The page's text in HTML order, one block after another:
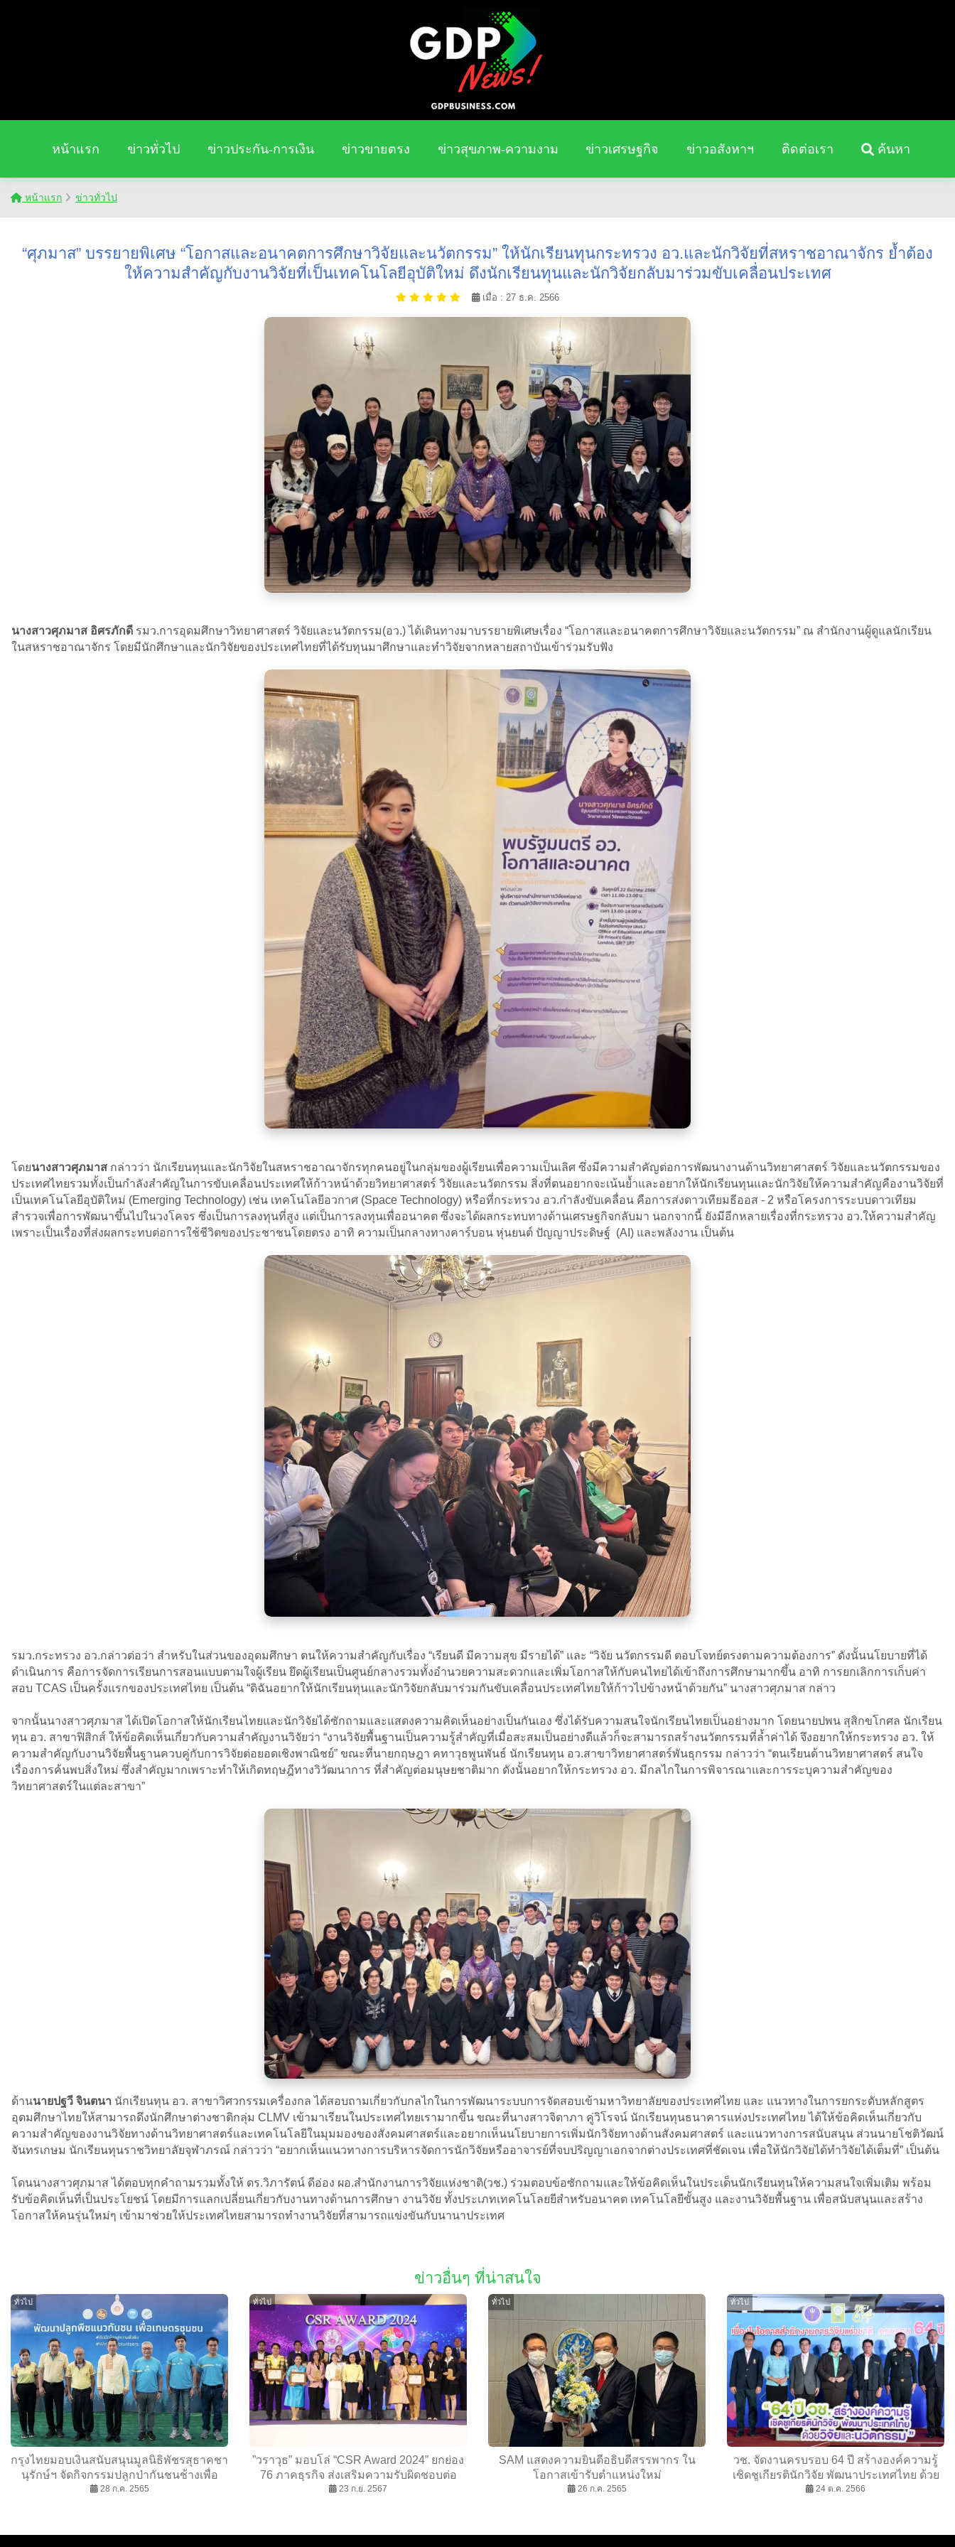
หน้าแรก ข่าวทั่วไป ข่าวประกัน-การเงิน ข่าวขายตรง ข่าวสุขภาพ-ความงาม ข่าวเศรษฐกิจ ข่าวอสังหาฯ ติดต่อเรา ค้นหา
หน้าแรก ข่าวทั่วไป
“ศุภมาส” บรรยายพิเศษ “โอกาสและอนาคตการศึกษาวิจัยและนวัตกรรม” ให้นักเรียนทุนกระทรวง อว.และนักวิจัยที่สหราชอาณาจักร ย้ำต้อง
ให้ความสำคัญกับงานวิจัยที่เป็นเทคโนโลยีอุบัติใหม่ ดึงนักเรียนทุนและนักวิจัยกลับมาร่วมขับเคลื่อนประเทศ
เมื่อ : 27 ธ.ค. 2566
นางสาวศุภมาส อิศรภักดี รมว.การอุดมศึกษาวิทยาศาสตร์ วิจัยและนวัตกรรม(อว.) ได้เดินทางมาบรรยายพิเศษเรื่อง “โอกาสและอนาคตการศึกษาวิจัยและนวัตกรรม” ณ สำนักงานผู้ดูแลนักเรียน
ในสหราชอาณาจักร โดยมีนักศึกษาและนักวิจัยของประเทศไทยที่ได้รับทุนมาศึกษาและทำวิจัยจากหลายสถาบันเข้าร่วมรับฟัง
โดยนางสาวศุภมาส กล่าวว่า นักเรียนทุนและนักวิจัยในสหราชอาณาจักรทุกคนอยู่ในกลุ่มของผู้เรียนเพื่อความเป็นเลิศ ซึ่งมีความสำคัญต่อการพัฒนางานด้านวิทยาศาสตร์ วิจัยและนวัตกรรมของ
ประเทศไทยรวมทั้งเป็นกำลังสำคัญในการขับเคลื่อนประเทศให้ก้าวหน้าด้วยวิทยาศาสตร์ วิจัยและนวัตกรรม สิ่งที่ตนอยากจะเน้นย้ำและอยากให้นักเรียนทุนและนักวิจัยให้ความสำคัญคืองานวิจัยที่
เป็นเทคโนโลยีอุบัติใหม่ (Emerging Technology) เช่น เทคโนโลยีอวกาศ (Space Technology) หรือที่กระทรวง อว.กำลังขับเคลื่อน คือการส่งดาวเทียมธีออส - 2 หรือโครงการระบบดาวเทียม
สำรวจเพื่อการพัฒนาขึ้นไปในวงโคจร ซึ่งเป็นการลงทุนที่สูง แต่เป็นการลงทุนเพื่ออนาคต ซึ่งจะได้ผลกระทบทางด้านเศรษฐกิจกลับมา นอกจากนี้ ยังมีอีกหลายเรื่องที่กระทรวง อว.ให้ความสำคัญ
เพราะเป็นเรื่องที่ส่งผลกระทบต่อการใช้ชีวิตของประชาชนโดยตรง อาทิ ความเป็นกลางทางคาร์บอน หุ่นยนต์ ปัญญาประดิษฐ์ (AI) และพลังงาน เป็นต้น
รมว.กระทรวง อว.กล่าวต่อว่า สำหรับในส่วนของอุดมศึกษา ตนให้ความสำคัญกับเรื่อง “เรียนดี มีความสุข มีรายได้” และ “วิจัย นวัตกรรมดี ตอบโจทย์ตรงตามความต้องการ” ดังนั้นนโยบายที่ได้
ดำเนินการ คือการจัดการเรียนการสอนแบบตามใจผู้เรียน ยึดผู้เรียนเป็นศูนย์กลางรวมทั้งอำนวยความสะดวกและเพิ่มโอกาสให้กับคนไทยได้เข้าถึงการศึกษามากขึ้น อาทิ การยกเลิกการเก็บค่า
สอบ TCAS เป็นครั้งแรกของประเทศไทย เป็นต้น “ดิฉันอยากให้นักเรียนทุนและนักวิจัยกลับมาร่วมกันขับเคลื่อนประเทศไทยให้ก้าวไปข้างหน้าด้วยกัน” นางสาวศุภมาส กล่าว
จากนั้นนางสาวศุภมาส ได้เปิดโอกาสให้นักเรียนไทยและนักวิจัยได้ซักถามและแสดงความคิดเห็นอย่างเป็นกันเอง ซึ่งได้รับความสนใจนักเรียนไทยเป็นอย่างมาก โดยนายปพน สุสิกขโกศล นักเรียน
ทุน อว. สาขาฟิสิกส์ ให้ข้อคิดเห็นเกี่ยวกับความสำคัญงานวิจัยว่า “งานวิจัยพื้นฐานเป็นความรู้สำคัญที่เมื่อสะสมเป็นอย่างดีแล้วก็จะสามารถสร้างนวัตกรรมที่ล้ำค่าได้ จึงอยากให้กระทรวง อว. ให้
ความสำคัญกับงานวิจัยพื้นฐานควบคู่กับการวิจัยต่อยอดเชิงพาณิชย์” ขณะที่นายกฤษฎา คทาวุธพูนพันธ์ นักเรียนทุน อว.สาขาวิทยาศาสตร์พันธุกรรม กล่าวว่า “ตนเรียนด้านวิทยาศาสตร์ สนใจ
เรื่องการค้นพบสิ่งใหม่ ซึ่งสำคัญมากเพราะทำให้เกิดทฤษฎีทางวิวัฒนาการ ที่สำคัญต่อมนุษยชาติมาก ดังนั้นอยากให้กระทรวง อว. มีกลไกในการพิจารณาและการระบุความสำคัญของ
วิทยาศาสตร์ในแต่ละสาขา”
ด้านนายปฐวี จินตนา นักเรียนทุน อว. สาขาวิศวกรรมเครื่องกล ได้สอบถามเกี่ยวกับกลไกในการพัฒนาระบบการจัดสอบเข้ามหาวิทยาลัยของประเทศไทย และ แนวทางในการยกระดับหลักสูตร
อุดมศึกษาไทยให้สามารถดึงนักศึกษาต่างชาติกลุ่ม CLMV เข้ามาเรียนในประเทศไทยเรามากขึ้น ขณะที่นางสาวจิดาภา คู่วิโรจน์ นักเรียนทุนธนาคารแห่งประเทศไทย ได้ให้ข้อคิดเห็นเกี่ยวกับ
ความสำคัญของงานวิจัยทางด้านวิทยาศาสตร์และเทคโนโลยีในมุมมองของสังคมศาสตร์และอยากเห็นนโยบายการเพิ่มนักวิจัยทางด้านสังคมศาสตร์ และแนวทางการสนับสนุน ส่วนนายโชติวัฒน์
จันทรเกษม นักเรียนทุนราชวิทยาลัยจุฬาภรณ์ กล่าวว่า “อยากเห็นแนวทางการบริหารจัดการนักวิจัยหรืออาจารย์ที่จบปริญญาเอกจากต่างประเทศที่ชัดเจน เพื่อให้นักวิจัยได้ทำวิจัยได้เต็มที่” เป็นต้น
โดนนางสาวศุภมาส ได้ตอบทุกคำถามรวมทั้งให้ ดร.วิภารัตน์ ดีอ่อง ผอ.สำนักงานการวิจัยแห่งชาติ(วช.) ร่วมตอบข้อซักถามและให้ข้อคิดเห็นในประเด็นนักเรียนทุนให้ความสนใจเพิ่มเติม พร้อม
รับข้อคิดเห็นที่เป็นประโยชน์ โดยมีการแลกเปลี่ยนเกี่ยวกับงานทางด้านการศึกษา งานวิจัย ทั้งประเภทเทคโนโลยยีสำหรับอนาคต เทคโนโลยีขั้นสูง และงานวิจัยพื้นฐาน เพื่อสนับสนุนและสร้าง
โอกาสให้คนรุ่นใหม่ๆ เข้ามาช่วยให้ประเทศไทยสามารถทำงานวิจัยที่สามารถแข่งขันกับนานาประเทศ
ข่าวอื่นๆ ที่น่าสนใจ
ทั่วไป
กรุงไทยมอบเงินสนับสนุนมูลนิธิพัชรสุธาคชา
นุรักษ์ฯ จัดกิจกรรมปลูกป่ากันชนช้างเพื่อ
เกษตรชุมชน เนื่องในวันเฉลิม
28 ก.ค. 2565
ทั่วไป
”วราวุธ” มอบโล่ “CSR Award 2024” ยกย่อง
76 ภาคธุรกิจ ส่งเสริมความรับผิดชอบต่อ
สังคม
23 ก.ย. 2567
ทั่วไป
SAM แสดงความยินดีอธิบดีสรรพากร ใน
โอกาสเข้ารับตำแหน่งใหม่
26 ก.ค. 2565
ทั่วไป
วช. จัดงานครบรอบ 64 ปี สร้างองค์ความรู้
เชิดชูเกียรตินักวิจัย พัฒนาประเทศไทย ด้วย
วิจัยและนวัตกรรม ชูบทบาท หน่วยงานหลัก
24 ต.ค. 2566